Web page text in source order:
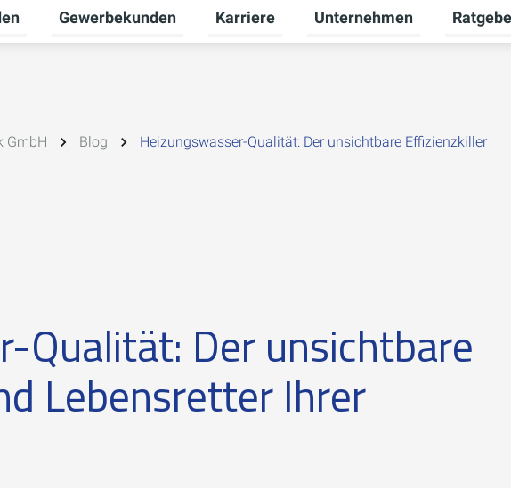
Untermenü für Privatkunden umschalten
Gewerbekunden
Untermenü für Gewerbekunden umschalten
Karriere
Untermenü für Karriere
Unternehmen
GmbH Blog Heizungswasser-Qualität: Der unsichtbare Effizienzkiller
Qualität: Der unsichtbare
Lebensretter Ihrer